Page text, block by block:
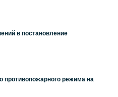
в постановление
противопожарного режима на